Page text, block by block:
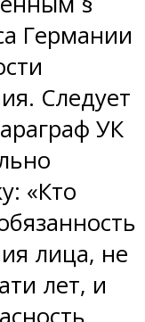
Германии
Следует
УК
«Кто
лица, не
лет, и